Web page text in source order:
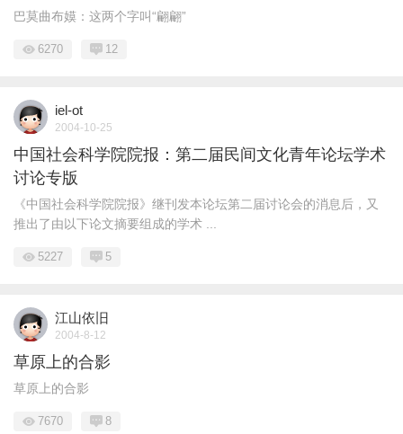
巴莫曲布嫫：这两个字叫“翩翩”
6270 12
iel-ot
2004-10-25
中国社会科学院院报：第二届民间文化青年论坛学术
讨论专版
《中国社会科学院院报》继刊发本论坛第二届讨论会的消息后，又
推出了由以下论文摘要组成的学术 ...
5227 5
江山依旧
2004-8-12
草原上的合影
草原上的合影
7670 8